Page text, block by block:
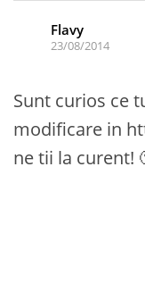
Flavy
23/08/2014
Sunt curios ce
modificare in
ne tii la curent!